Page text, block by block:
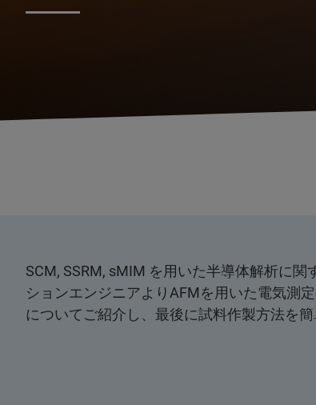
SCM, SSRM, sMIM を用いた半導体解析に
ションエンジニアよりAFMを用いた電気測
についてご紹介し、最後に試料作製方法